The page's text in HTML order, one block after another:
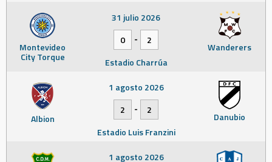
Montevideo
City Torque
Wanderers
31 julio 2026
0
-
2
Estadio Charrúa
Albion Danubio
1 agosto 2026
2
-
2
Estadio Luis Franzini
1 agosto 2026